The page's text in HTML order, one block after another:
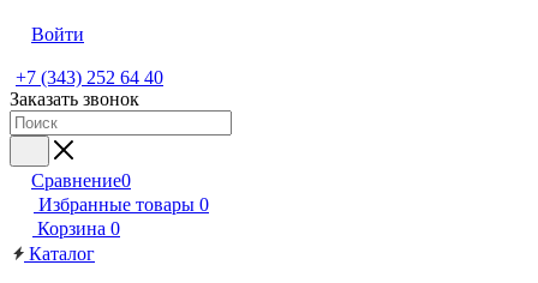
Войти
+7 (343) 252 64 40
Заказать звонок
Сравнение0
Избранные товары 0
Корзина 0
Каталог